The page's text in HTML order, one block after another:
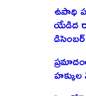
ఉపాధి
యేడిద